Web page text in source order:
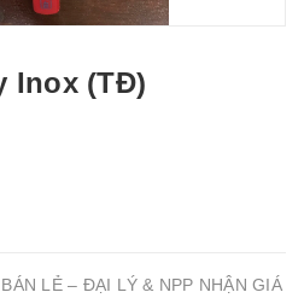
Inox (TĐ)
LẺ – ĐẠI LÝ & NPP NHẬN GIÁ